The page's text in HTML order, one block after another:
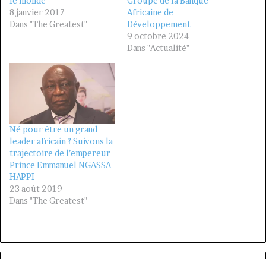
8 janvier 2017
Dans "The Greatest"
Africaine de
Développement
9 octobre 2024
Dans "Actualité"
Né pour être un grand
leader africain ? Suivons la
trajectoire de l’empereur
Prince Emmanuel NGASSA
HAPPI
23 août 2019
Dans "The Greatest"